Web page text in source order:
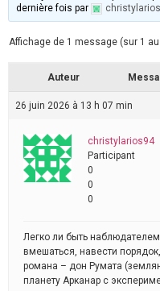
dernière fois par
Affichage de 1 message (sur 1
Auteur
26 juin 2026 à 13 h 07 min
christylarios94
Participant
0
0
0
Легко ли быть
вмешаться, навести
романа – дон Румата
планету Арканар с